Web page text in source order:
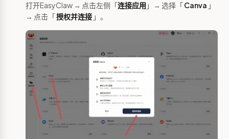
打开EasyClaw → 点击左侧「连接应用 」→ 选择「Canva 」
→ 点击「授权并连接 」。